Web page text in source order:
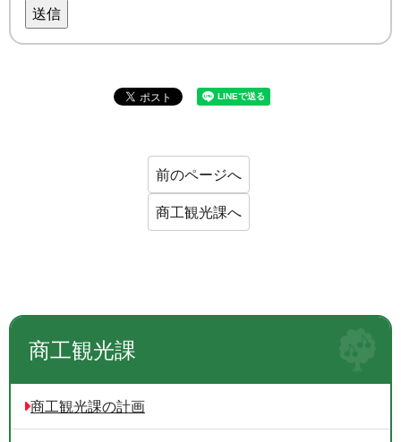
送信
前のページへ
商工観光課へ
商工観光課
商工観光課の計画